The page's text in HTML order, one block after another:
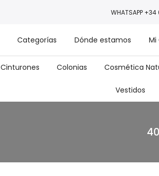
WHATSAPP
Categorías Dónde estamos
Cinturones Colonias Cosmética
Vestidos
40